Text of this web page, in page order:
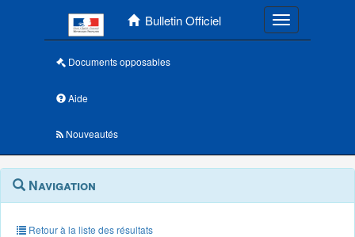
Bulletin Officiel Toggle
Documents opposables
Aide
Nouveautés
Navigation
outils
annexes
Menu
contextuel
Navigation
Retour à la liste des résultats